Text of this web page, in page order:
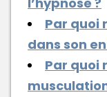
Par quoi
dans son
Par quoi